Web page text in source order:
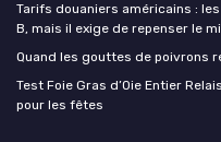
Tarifs douaniers américains :
B, mais il exige de repenser le
Quand les gouttes de poivrons
Test Foie Gras d’Oie Entier
pour les fêtes